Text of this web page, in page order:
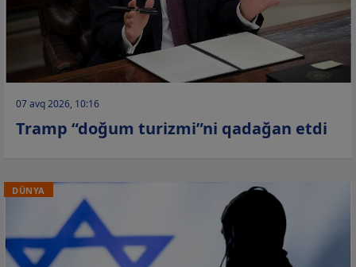
07 avq 2026, 10:16
Tramp “doğum turizmi”ni qadağan etdi
DÜNYA